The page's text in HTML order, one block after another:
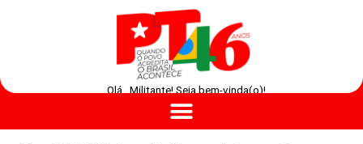
Olá , Militante! Seja bem-vinda(o)!